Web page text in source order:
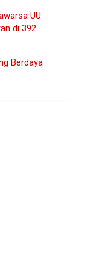
UU
di 392
Berdaya